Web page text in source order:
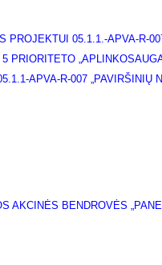
PROJEKTUI 05.1.1.-APVA-R-
PRIORITETO
APVA-R-007 „PAVIRŠINIŲ
AKCINĖS BENDROVĖS